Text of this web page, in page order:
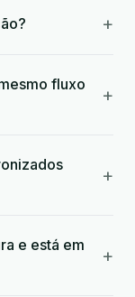
+
fluxo
+
+
e está em
+